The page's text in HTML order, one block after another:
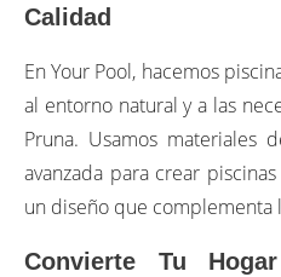
Calidad
En Your Pool, hacemos
al entorno natural y a las
Pruna. Usamos materiales
avanzada para crear
un diseño que complementa
Convierte Tu